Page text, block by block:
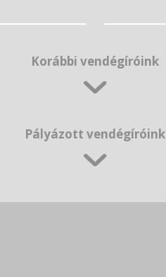
Korábbi vendégíróink
Pályázott vendégíróink